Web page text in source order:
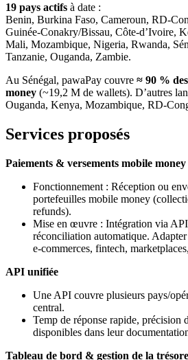
19 pays actifs à date :
Benin, Burkina Faso, Cameroun,
Guinée‑Conakry/Bissau, Côte‑d’Ivoire,
Mali, Mozambique, Nigeria, Rwanda,
Tanzanie, Ouganda, Zambie.
Au Sénégal, pawaPay couvre ≈ 90 %
money (~19,2 M de wallets). D’autres
Ouganda, Kenya, Mozambique,
Services proposés
Paiements & versements mobile money
Fonctionnement : Réception ou
portefeuilles mobile money
refunds).
Mise en œuvre : Intégration via
réconciliation automatique.
e‑commerces, fintech,
API unifiée
Une API couvre plusieurs pays/
central.
Temp de réponse rapide, précision
disponibles dans leur
Tableau de bord & gestion de la